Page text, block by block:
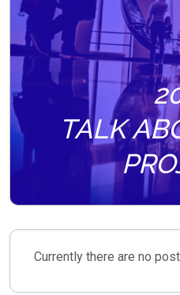
TALK
Currently there are no